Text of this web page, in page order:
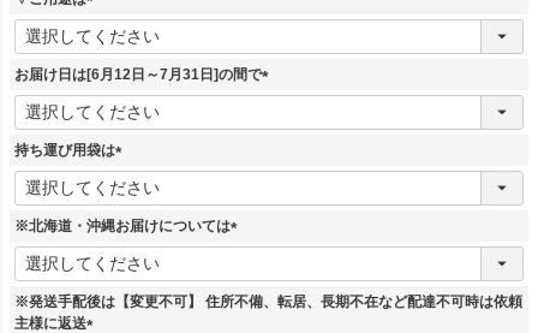
(
必
須
お届け日は[6月12日～7月31日]の間で
(
持ち運び用袋は
(
必
須
※北海道・沖縄お届けについては
(
須
※発送手配後は【変更不可】 住所不備、転居、長期不在など配達不可時は依頼
主様に返送